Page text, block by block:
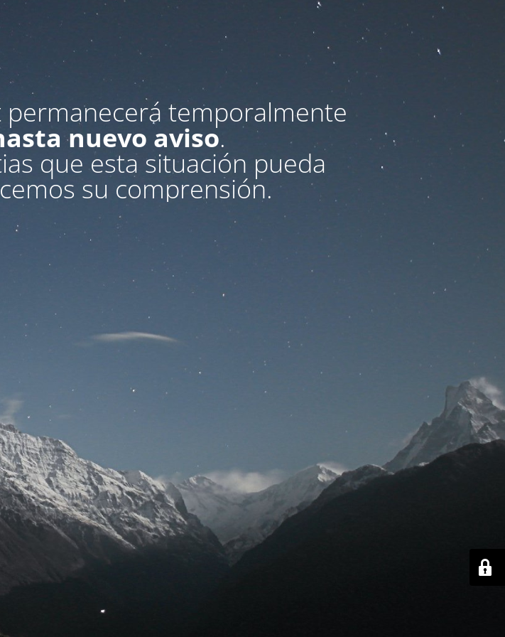
permanecerá temporalmente
nuevo aviso.
que esta situación pueda
su comprensión.